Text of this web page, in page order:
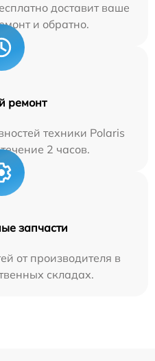
доставит ваше
и обратно.
ремонт
техники Polaris
2 часов.
запчасти
от производителя в
складах.